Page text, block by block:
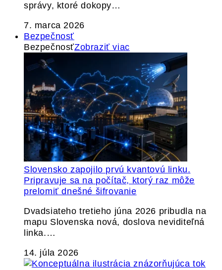
správy, ktoré dokopy…
7. marca 2026
Bezpečnosť
BezpečnosťZobraziť viac
Slovensko zapojilo prvú kvantovú linku.
Pripravuje sa na počítač, ktorý raz môže
prelomiť dnešné šifrovanie
Dvadsiateho tretieho júna 2026 pribudla na
mapu Slovenska nová, doslova neviditeľná
linka.…
14. júla 2026